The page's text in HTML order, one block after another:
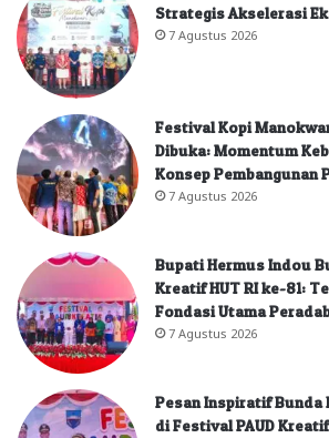
Strategis Akselerasi
7 Agustus 2026
Festival Kopi
Dibuka: Momentum
Konsep Pembangunan
7 Agustus 2026
Bupati Hermus Indou
Kreatif HUT RI ke-81:
Fondasi Utama
7 Agustus 2026
Pesan Inspiratif Bunda
di Festival PAUD